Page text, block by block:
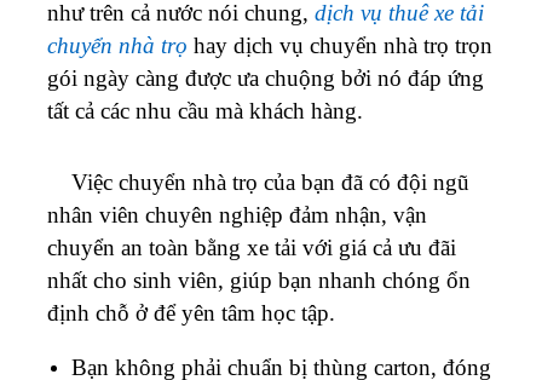
như trên cả nước nói chung, dịch vụ thuê xe tải
chuyển nhà trọ hay dịch vụ chuyển nhà trọ trọn
gói ngày càng được ưa chuộng bởi nó đáp ứng
tất cả các nhu cầu mà khách hàng.
Việc chuyển nhà trọ của bạn đã có đội ngũ
nhân viên chuyên nghiệp đảm nhận, vận
chuyển an toàn bằng xe tải với giá cả ưu đãi
nhất cho sinh viên, giúp bạn nhanh chóng ổn
định chỗ ở để yên tâm học tập.
Bạn không phải chuẩn bị thùng carton, đóng